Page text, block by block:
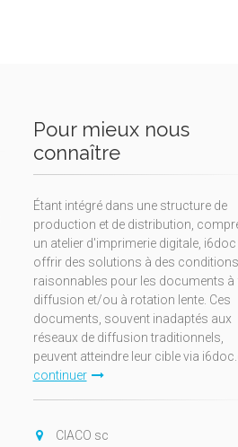
Pour mieux nous
connaître
Étant intégré dans une structure de
production et de distribution,
un atelier d'imprimerie digitale, i6doc
offrir des solutions à des conditions
raisonnables pour les documents à
diffusion et/ou à rotation lente. Ces
documents, souvent inadaptés aux
réseaux de diffusion traditionnels,
peuvent atteindre leur cible via
continuer
CIACO sc